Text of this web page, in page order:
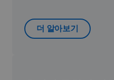
더 알아보기